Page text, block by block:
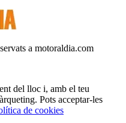
a motoraldia.com
del lloc i, amb el teu
Pots acceptar-les
de cookies